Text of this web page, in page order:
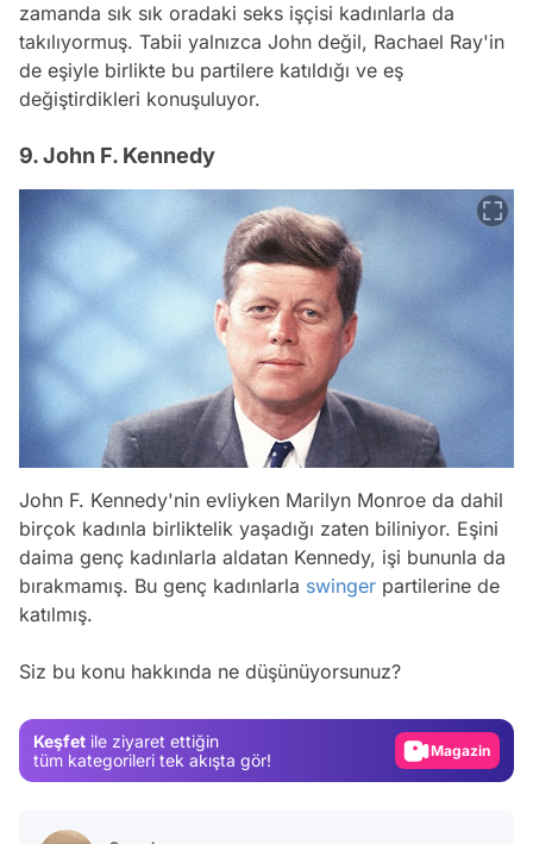
zamanda sık sık oradaki seks işçisi kadınlarla da
takılıyormuş. Tabii yalnızca John değil, Rachael Ray'in
de eşiyle birlikte bu partilere katıldığı ve eş
değiştirdikleri konuşuluyor.
9. John F. Kennedy
John F. Kennedy'nin evliyken Marilyn Monroe da dahil
birçok kadınla birliktelik yaşadığı zaten biliniyor. Eşini
daima genç kadınlarla aldatan Kennedy, işi bununla da
bırakmamış. Bu genç kadınlarla swinger partilerine de
katılmış.
Siz bu konu hakkında ne düşünüyorsunuz?
Keşfet ile ziyaret ettiğin
tüm kategorileri tek akışta gör!
Video
Video